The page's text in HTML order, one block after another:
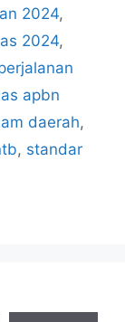
2024,
2024,
apbn
daerah,
, standar